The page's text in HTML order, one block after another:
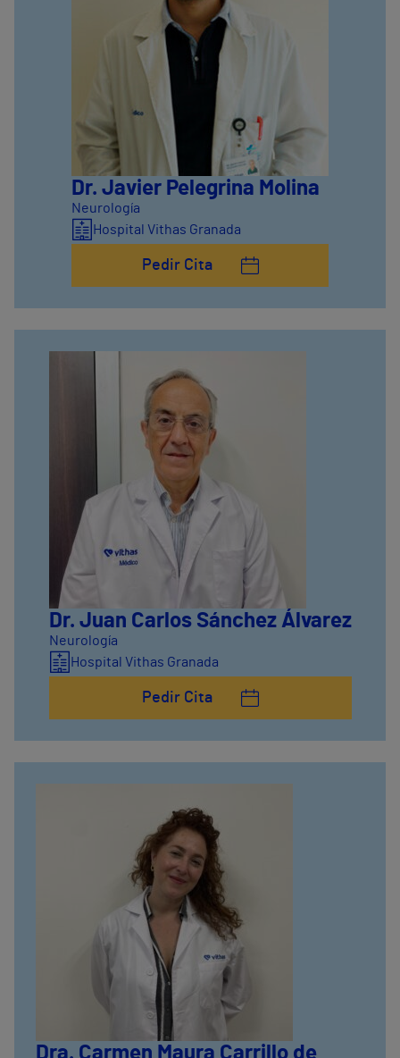
Dr. Javier Pelegrina Molina
Neurología
Hospital Vithas Granada
Pedir Cita
Dr. Juan Carlos Sánchez Álvarez
Neurología
Hospital Vithas Granada
Pedir Cita
Dra. Carmen Maura Carrillo de